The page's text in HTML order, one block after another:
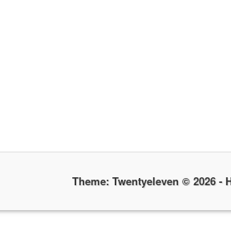
Theme: Twentyeleven © 2026 -